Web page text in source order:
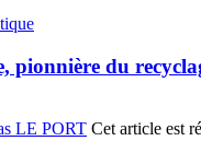
pionnière du
LE PORT Cet article est